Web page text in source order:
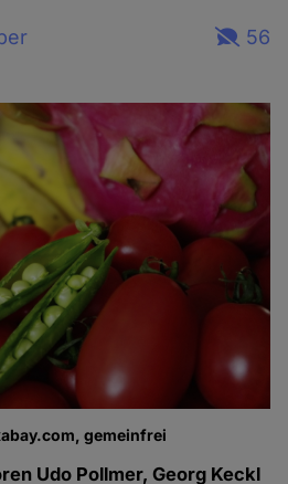
56
gemeinfrei
Udo Pollmer, Georg Keckl